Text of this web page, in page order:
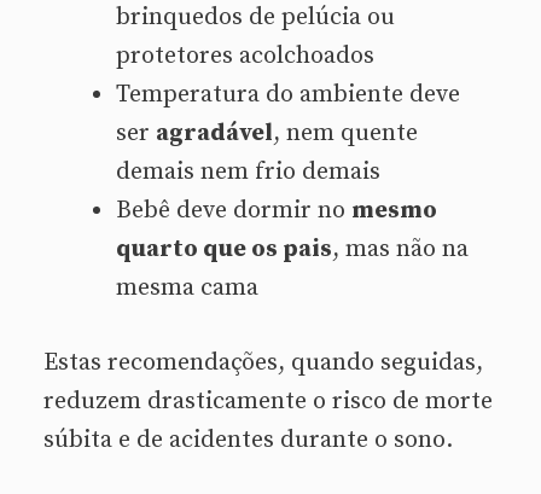
brinquedos de pelúcia ou
protetores acolchoados
Temperatura do ambiente deve
ser agradável, nem quente
demais nem frio demais
Bebê deve dormir no mesmo
quarto que os pais, mas não na
mesma cama
Estas recomendações, quando seguidas,
reduzem drasticamente o risco de morte
súbita e de acidentes durante o sono.